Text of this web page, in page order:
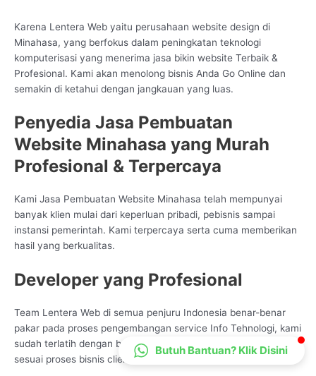
Karena Lentera Web yaitu perusahaan website design di
Minahasa, yang berfokus dalam peningkatan teknologi
komputerisasi yang menerima jasa bikin website Terbaik &
Profesional. Kami akan menolong bisnis Anda Go Online dan
semakin di ketahui dengan jangkauan yang luas.
Penyedia Jasa Pembuatan
Website Minahasa yang Murah
Profesional & Terpercaya
Kami Jasa Pembuatan Website Minahasa telah mempunyai
banyak klien mulai dari keperluan pribadi, pebisnis sampai
instansi pemerintah. Kami terpercaya serta cuma memberikan
hasil yang berkualitas.
Developer yang Profesional
Team Lentera Web di semua penjuru Indonesia benar-benar
pakar pada proses pengembangan service Info Tehnologi, kami
sudah terlatih dengan bermacam jenis mode pengembangan
sesuai proses bisnis client
CS Lenteraweb
Online
Butuh Bantuan? Klik Disini